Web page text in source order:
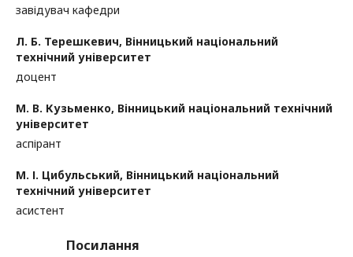
завідувач кафедри
Л. Б. Терешкевич, Вінницький національний
технічний університет
доцент
М. В. Кузьменко, Вінницький національний технічний
університет
аспірант
М. І. Цибульський, Вінницький національний
технічний університет
асистент
Посилання